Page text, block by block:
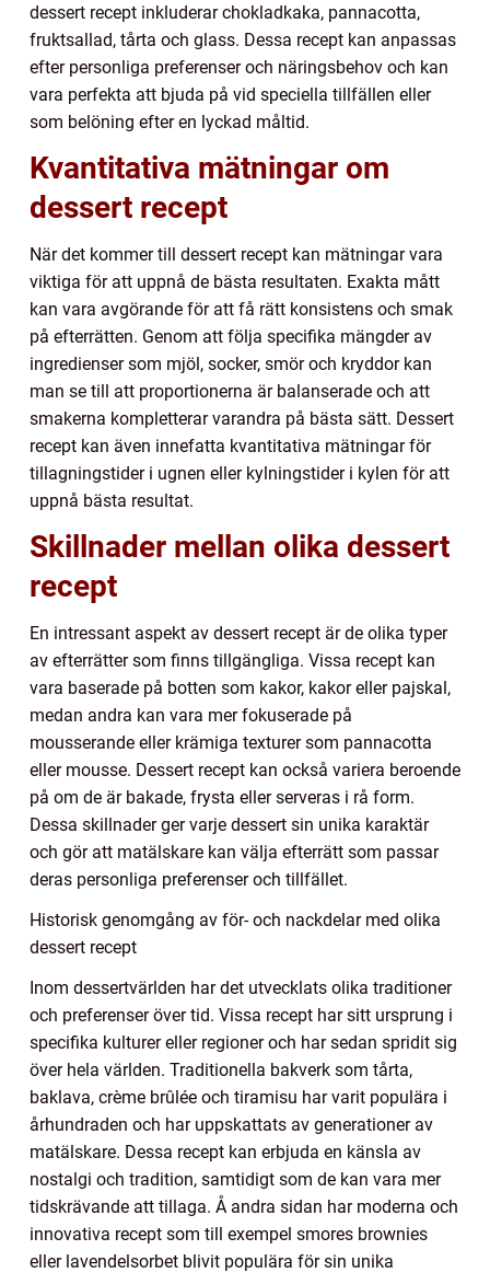
dessert recept inkluderar chokladkaka, pannacotta,
fruktsallad, tårta och glass. Dessa recept kan anpassas
efter personliga preferenser och näringsbehov och kan
vara perfekta att bjuda på vid speciella tillfällen eller
som belöning efter en lyckad måltid.
Kvantitativa mätningar om
dessert recept
När det kommer till dessert recept kan mätningar vara
viktiga för att uppnå de bästa resultaten. Exakta mått
kan vara avgörande för att få rätt konsistens och smak
på efterrätten. Genom att följa specifika mängder av
ingredienser som mjöl, socker, smör och kryddor kan
man se till att proportionerna är balanserade och att
smakerna kompletterar varandra på bästa sätt. Dessert
recept kan även innefatta kvantitativa mätningar för
tillagningstider i ugnen eller kylningstider i kylen för att
uppnå bästa resultat.
Skillnader mellan olika dessert
recept
En intressant aspekt av dessert recept är de olika typer
av efterrätter som finns tillgängliga. Vissa recept kan
vara baserade på botten som kakor, kakor eller pajskal,
medan andra kan vara mer fokuserade på
mousserande eller krämiga texturer som pannacotta
eller mousse. Dessert recept kan också variera beroende
på om de är bakade, frysta eller serveras i rå form.
Dessa skillnader ger varje dessert sin unika karaktär
och gör att matälskare kan välja efterrätt som passar
deras personliga preferenser och tillfället.
Historisk genomgång av för- och nackdelar med olika
dessert recept
Inom dessertvärlden har det utvecklats olika traditioner
och preferenser över tid. Vissa recept har sitt ursprung i
specifika kulturer eller regioner och har sedan spridit sig
över hela världen. Traditionella bakverk som tårta,
baklava, crème brûlée och tiramisu har varit populära i
århundraden och har uppskattats av generationer av
matälskare. Dessa recept kan erbjuda en känsla av
nostalgi och tradition, samtidigt som de kan vara mer
tidskrävande att tillaga. Å andra sidan har moderna och
innovativa recept som till exempel smores brownies
eller lavendelsorbet blivit populära för sin unika